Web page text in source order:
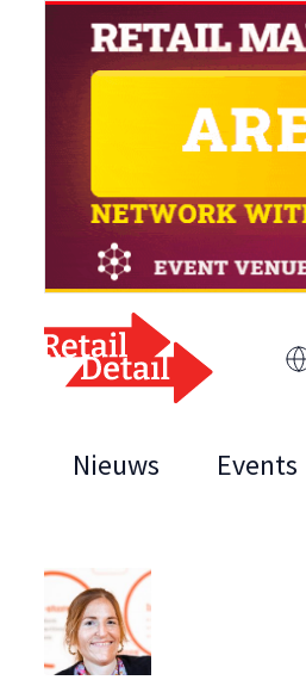
Nieuws Events